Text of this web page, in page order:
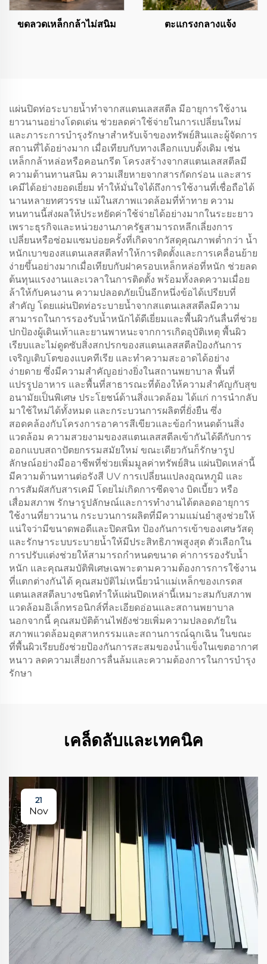
ขดลวดเหล็กกล้าไม่สนิม ตะแกรงกลางแจ้ง
แผ่นปิดท่อระบายน้ำทำจากสแตนเลสสตีล มีอายุการใช้งาน
ยาวนานอย่างโดดเด่น ช่วยลดค่าใช้จ่ายในการเปลี่ยนใหม่
และภาระการบำรุงรักษาสำหรับเจ้าของทรัพย์สินและผู้จัดการ
สถานที่ได้อย่างมาก เมื่อเทียบกับทางเลือกแบบดั้งเดิม เช่น
เหล็กกล้าหล่อหรือคอนกรีต โครงสร้างจากสแตนเลสสตีลมี
ความต้านทานสนิม ความเสียหายจากสารกัดกร่อน และสาร
เคมีได้อย่างยอดเยี่ยม ทำให้มั่นใจได้ถึงการใช้งานที่เชื่อถือได้
นานหลายทศวรรษ แม้ในสภาพแวดล้อมที่ท้าทาย ความ
ทนทานนี้ส่งผลให้ประหยัดค่าใช้จ่ายได้อย่างมากในระยะยาว
เพราะธุรกิจและหน่วยงานภาครัฐสามารถหลีกเลี่ยงการ
เปลี่ยนหรือซ่อมแซมบ่อยครั้งที่เกิดจากวัสดุคุณภาพต่ำกว่า น้ำ
หนักเบาของสแตนเลสสตีลทำให้การติดตั้งและการเคลื่อนย้าย
ง่ายขึ้นอย่างมากเมื่อเทียบกับฝาครอบเหล็กหล่อที่หนัก ช่วยลด
ต้นทุนแรงงานและเวลาในการติดตั้ง พร้อมทั้งลดความเมื่อย
ล้าให้กับคนงาน ความปลอดภัยเป็นอีกหนึ่งข้อได้เปรียบที่
สำคัญ โดยแผ่นปิดท่อระบายน้ำจากสแตนเลสสตีลมีความ
สามารถในการรองรับน้ำหนักได้ดีเยี่ยมและพื้นผิวกันลื่นที่ช่วย
ปกป้องผู้เดินเท้าและยานพาหนะจากการเกิดอุบัติเหตุ พื้นผิว
เรียบและไม่ดูดซับสิ่งสกปรกของสแตนเลสสตีลป้องกันการ
เจริญเติบโตของแบคทีเรีย และทำความสะอาดได้อย่าง
ง่ายดาย ซึ่งมีความสำคัญอย่างยิ่งในสถานพยาบาล พื้นที่
แปรรูปอาหาร และพื้นที่สาธารณะที่ต้องให้ความสำคัญกับสุข
อนามัยเป็นพิเศษ ประโยชน์ด้านสิ่งแวดล้อม ได้แก่ การนำกลับ
มาใช้ใหม่ได้ทั้งหมด และกระบวนการผลิตที่ยั่งยืน ซึ่ง
สอดคล้องกับโครงการอาคารสีเขียวและข้อกำหนดด้านสิ่ง
แวดล้อม ความสวยงามของสแตนเลสสตีลเข้ากันได้ดีกับการ
ออกแบบสถาปัตยกรรมสมัยใหม่ ขณะเดียวกันก็รักษารูป
ลักษณ์อย่างมืออาชีพที่ช่วยเพิ่มมูลค่าทรัพย์สิน แผ่นปิดเหล่านี้
มีความต้านทานต่อรังสี UV การเปลี่ยนแปลงอุณหภูมิ และ
การสัมผัสกับสารเคมี โดยไม่เกิดการซีดจาง บิดเบี้ยว หรือ
เสื่อมสภาพ รักษารูปลักษณ์และการทำงานได้ตลอดอายุการ
ใช้งานที่ยาวนาน กระบวนการผลิตที่มีความแม่นยำสูงช่วยให้
แน่ใจว่ามีขนาดพอดีและปิดสนิท ป้องกันการเข้าของเศษวัสดุ
และรักษาระบบระบายน้ำให้มีประสิทธิภาพสูงสุด ตัวเลือกใน
การปรับแต่งช่วยให้สามารถกำหนดขนาด ค่าการรองรับน้ำ
หนัก และคุณสมบัติพิเศษเฉพาะตามความต้องการการใช้งาน
ที่แตกต่างกันได้ คุณสมบัติไม่เหนี่ยวนำแม่เหล็กของเกรดส
แตนเลสสตีลบางชนิดทำให้แผ่นปิดเหล่านี้เหมาะสมกับสภาพ
แวดล้อมอิเล็กทรอนิกส์ที่ละเอียดอ่อนและสถานพยาบาล
นอกจากนี้ คุณสมบัติต้านไฟยังช่วยเพิ่มความปลอดภัยใน
สภาพแวดล้อมอุตสาหกรรมและสถานการณ์ฉุกเฉิน ในขณะ
ที่พื้นผิวเรียบยังช่วยป้องกันการสะสมของน้ำแข็งในเขตอากาศ
หนาว ลดความเสี่ยงการลื่นล้มและความต้องการในการบำรุง
รักษา
เคล็ดลับและเทคนิค
21
Nov